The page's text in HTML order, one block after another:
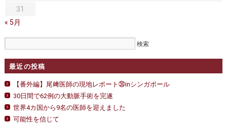
アーカイブ
31
« 5月
最近の投稿
【番外編】尾﨑医師の現地レポート㉚inシンガポール
30日間で62例の大動脈手術を完遂
世界4カ国から9名の医師を迎えました
可能性を信じて